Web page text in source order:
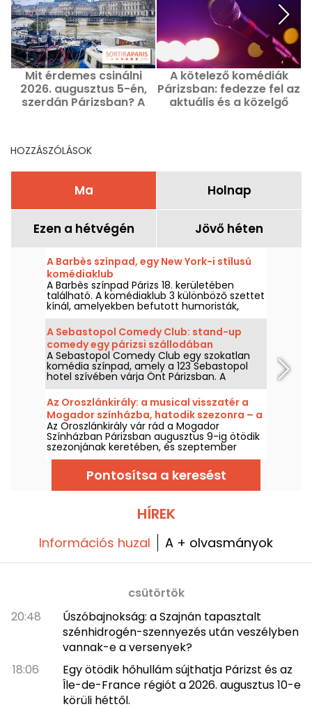
Mit érdemes csinálni
2026. augusztus 5-én,
szerdán Párizsban? A
A kötelező komédiák
Párizsban: fedezze fel az
aktuális és a közelgő
HOZZÁSZÓLÁSOK
Ma Holnap
Ezen a hétvégén Jövő héten
A Barbès színpad, egy New York-i stílusú
komédiaklub
A Barbès színpad Párizs 18. kerületében
található. A komédiaklub 3 különböző szettet
kínál, amelyekben befutott humoristák,
potenciális jövőbeli stand-up sztárok, sőt
olyan művészek is fellépnek, akik először
lépnek színpadra.
A Sebastopol Comedy Club: stand-up
comedy egy párizsi szállodában
A Sebastopol Comedy Club egy szokatlan
komédia színpad, amely a 123 Sebastopol
hotel szívében várja Önt Párizsban. A
szálloda szívében minden hétvégén stand-
up színpadot találsz, amelynek elismert
művészek adnak otthont.
Az Oroszlánkirály: a musical visszatér a
Mogador színházba, hatodik szezonra – a
mi kritikánk
Az Oroszlánkirály vár rád a Mogador
Színházban Párizsban augusztus 9-ig ötödik
szezonjának keretében, és szeptember
2026-tól megkezdi a hatodik évadot, több
mint tíz évvel az utolsó előadása óta ebben
a párizsi színházban. Láttuk már – mindent
elárulunk.
Pontosítsa a keresést
HÍREK
Információs huzal A + olvasmányok
csütörtök
20:48
Úszóbajnokság: a Szajnán tapasztalt
szénhidrogén-szennyezés után veszélyben
vannak-e a versenyek?
18:06
Egy ötödik hőhullám sújthatja Párizst és az
Île-de-France régiót a 2026. augusztus 10-e
körüli héttől.